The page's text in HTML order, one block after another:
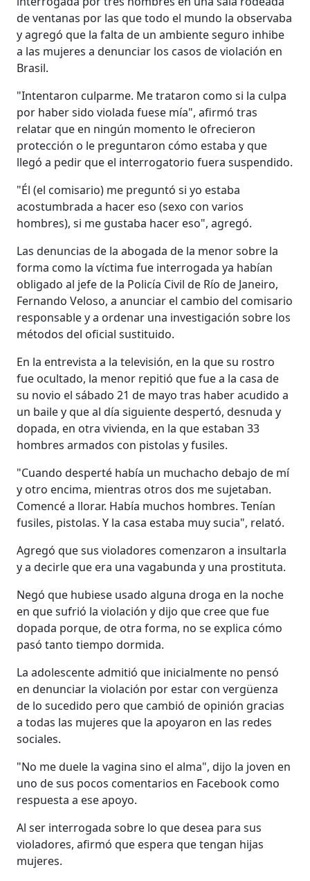
de ventanas por las que todo el mundo la observaba
y agregó que la falta de un ambiente seguro inhibe
a las mujeres a denunciar los casos de violación en
Brasil.
"Intentaron culparme. Me trataron como si la culpa
por haber sido violada fuese mía", afirmó tras
relatar que en ningún momento le ofrecieron
protección o le preguntaron cómo estaba y que
llegó a pedir que el interrogatorio fuera suspendido.
"Él (el comisario) me preguntó si yo estaba
acostumbrada a hacer eso (sexo con varios
hombres), si me gustaba hacer eso", agregó.
Las denuncias de la abogada de la menor sobre la
forma como la víctima fue interrogada ya habían
obligado al jefe de la Policía Civil de Río de Janeiro,
Fernando Veloso, a anunciar el cambio del comisario
responsable y a ordenar una investigación sobre los
métodos del oficial sustituido.
En la entrevista a la televisión, en la que su rostro
fue ocultado, la menor repitió que fue a la casa de
su novio el sábado 21 de mayo tras haber acudido a
un baile y que al día siguiente despertó, desnuda y
dopada, en otra vivienda, en la que estaban 33
hombres armados con pistolas y fusiles.
"Cuando desperté había un muchacho debajo de mí
y otro encima, mientras otros dos me sujetaban.
Comencé a llorar. Había muchos hombres. Tenían
fusiles, pistolas. Y la casa estaba muy sucia", relató.
Agregó que sus violadores comenzaron a insultarla
y a decirle que era una vagabunda y una prostituta.
Negó que hubiese usado alguna droga en la noche
en que sufrió la violación y dijo que cree que fue
dopada porque, de otra forma, no se explica cómo
pasó tanto tiempo dormida.
La adolescente admitió que inicialmente no pensó
en denunciar la violación por estar con vergüenza
de lo sucedido pero que cambió de opinión gracias
a todas las mujeres que la apoyaron en las redes
sociales.
"No me duele la vagina sino el alma", dijo la joven en
uno de sus pocos comentarios en Facebook como
respuesta a ese apoyo.
Al ser interrogada sobre lo que desea para sus
violadores, afirmó que espera que tengan hijas
mujeres.